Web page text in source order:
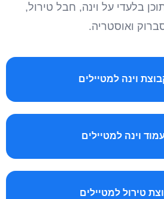
בלעדי על וינה, חבל טירול,
ואוסטריה.
טירול למטיילים